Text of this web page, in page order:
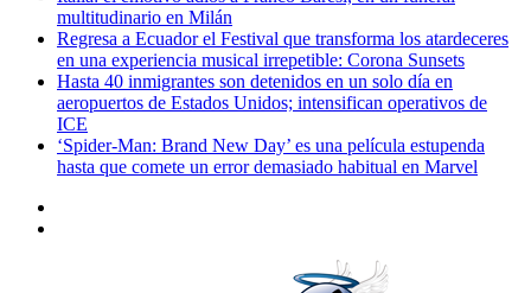
multitudinario en Milán
Regresa a Ecuador el Festival que transforma los atardeceres
en una experiencia musical irrepetible: Corona Sunsets
Hasta 40 inmigrantes son detenidos en un solo día en
aeropuertos de Estados Unidos; intensifican operativos de
ICE
‘Spider-Man: Brand New Day’ es una película estupenda
hasta que comete un error demasiado habitual en Marvel